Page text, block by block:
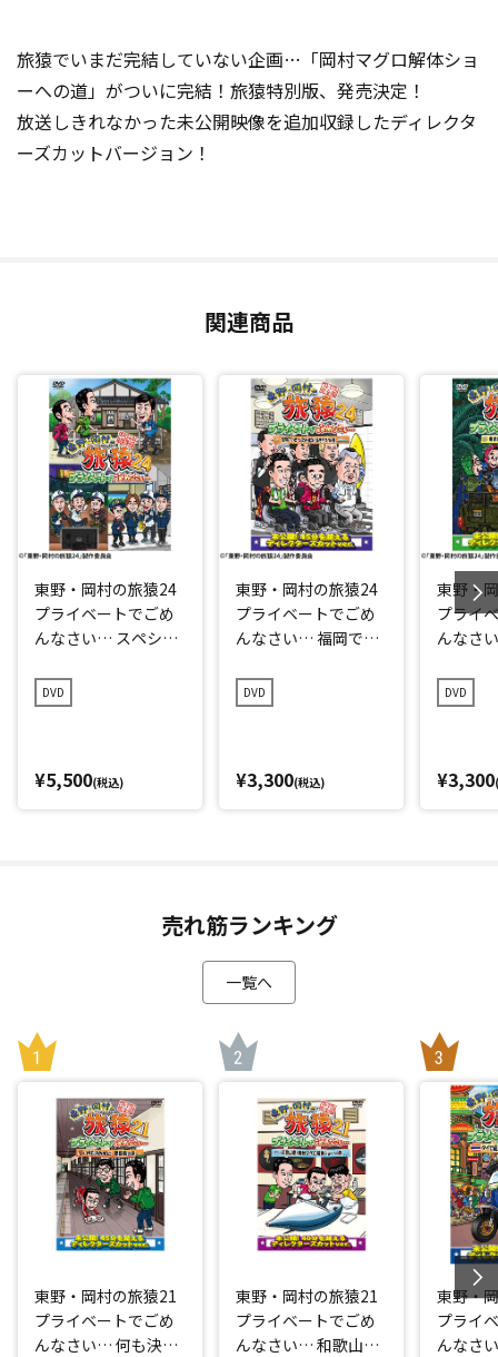
旅猿でいまだ完結していない企画…「岡村マグロ解体ショ
ーへの道」がついに完結！旅猿特別版、発売決定！
放送しきれなかった未公開映像を追加収録したディレクタ
ーズカットバージョン！
関連商品
東野・岡村の旅猿24
プライベートでごめ
んなさい… スペシャ
DVD
¥5,500(税込)
東野・岡村の旅猿24
プライベートでごめ
んなさい… 福岡でく
事をやろうの旅 プレ
ミアム完全版
DVD
¥3,300(税込)
東野・
プライ
んなさ
レミア
DVD
¥3,300
売れ筋ランキング
一覧へ
東野・岡村の旅猿21
プライベートでごめ
んなさい… 何も決め
東野・岡村の旅猿21
プライベートでごめ
んなさい… 和歌山県
東野・
プライ
んなさ